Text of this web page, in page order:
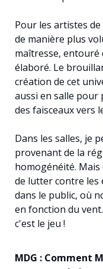
Pour les artistes
de manière plus
maîtresse,
élaboré. Le
création de cet
aussi en salle
des faisceaux vers
Dans les salles, je
provenant de la
homogénéité.
de lutter contre les
dans le public, où
en fonction du
c'est le jeu !
MDG : Comment